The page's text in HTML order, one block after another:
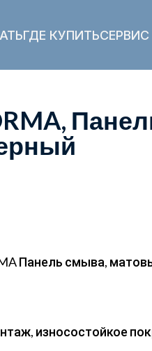
ГДЕ КУПИТЬСЕРВИС
Панель смыва,
износостойкое